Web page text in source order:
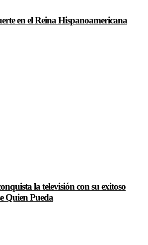
en el Reina Hispanoamericana
la televisión con su exitoso
Quien Pueda